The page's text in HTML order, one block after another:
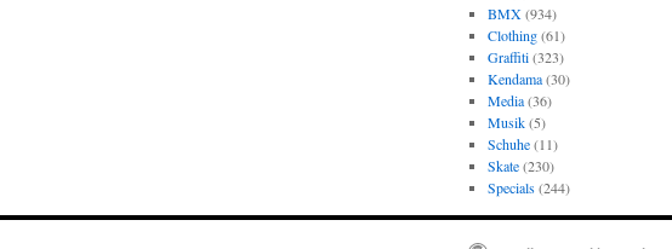
BMX(934)
Clothing(61)
Graffiti(323)
Kendama(30)
Media(36)
Musik(5)
Schuhe(11)
Skate(230)
Specials(244)